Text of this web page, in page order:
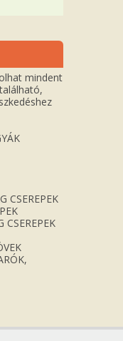
mindent
CSEREPEK
CSEREPEK